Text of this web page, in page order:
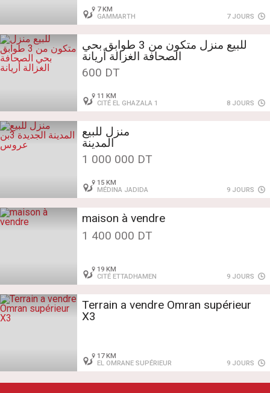
7 KM
GAMMARTH
7 JOURS
للبيع منزل متكون من 3 طوابق بحي
الصحافة الغزالة أريانة
600 DT
11 KM
CITÉ EL GHAZALA 1
8 JOURS
الجديدة 3بن عروس1 000 000 DT
15 KM
MÉDINA JADIDA
9 JOURS
maison à vendre
1 400 000 DT
19 KM
CITÉ ETTADHAMEN
9 JOURS
Terrain a vendre Omran supérieur
X3
17 KM
EL OMRANE SUPÉRIEUR
9 JOURS